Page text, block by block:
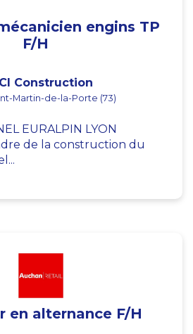
engins TP
F/H
Construction
Martin-de-la-Porte (73)
EURALPIN LYON
de la construction du
en alternance F/H